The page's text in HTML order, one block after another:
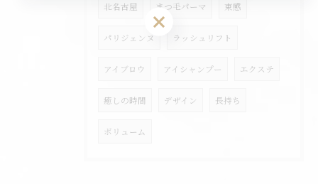
北名古屋 まつ毛パーマ 束感
パリジェンヌ ラッシュリフト
アイブロウ アイシャンプー エクステ
癒しの時間 デザイン 長持ち
ボリューム
ご予約はこちら